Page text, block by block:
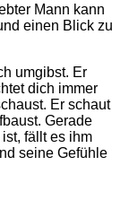
Mann kann
einen Blick zu
umgibst. Er
dich immer
Er schaut
Gerade
fällt es ihm
seine Gefühle